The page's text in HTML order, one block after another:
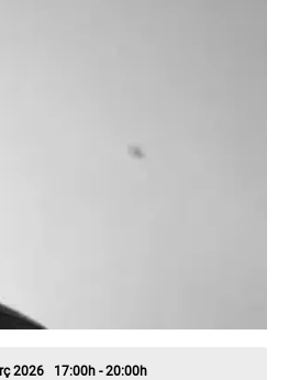
2026 17:00h - 20:00h